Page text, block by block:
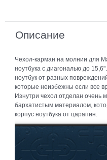
Описание
Чехол-карман на молнии для
ноутбука с диагональю до
ноутбук от разных
которые неизбежны если все
Изнутри чехол отделан очень
бархатистым материалом,
корпус ноутбука от царапин.